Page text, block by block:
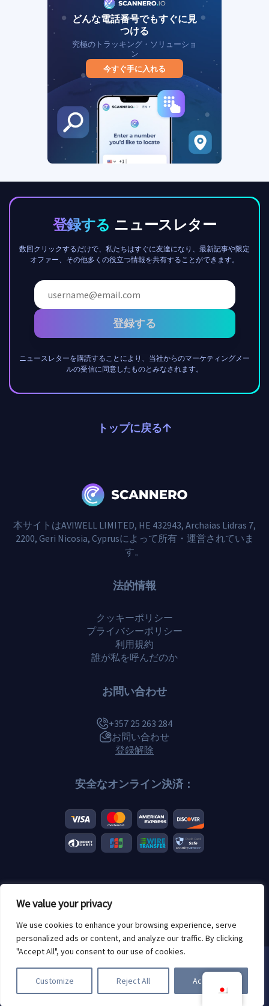
We value your privacy
We use cookies to enhance your browsing experience, serve
personalized ads or content, and analyze our traffic. By clicking
"Accept All", you consent to our use of cookies.
Customize Reject All Accept All
どんな電話番号でもすぐに見
つける
究極のトラッキング・ソリューショ
ン
今すぐ手に入れる
登録する ニュースレター
数回クリックするだけで、私たちはすぐに友達になり、最新記事や限定
オファー、その他多くの役立つ情報を共有することができます。
登録する
ニュースレターを購読することにより、当社からのマーケティングメー
ルの受信に同意したものとみなされます。
トップに戻る
本サイトはAVIWELL LIMITED, HE 432943, Archaias Lidras 7,
2200, Geri Nicosia, Cyprusによって所有・運営されていま
す。
法的情報
クッキーポリシー
プライバシーポリシー
利用規約
誰が私を呼んだのか
お問い合わせ
+357 25 263 284
お問い合わせ
登録解除
安全なオンライン決済：
© 2026 Scannero.blog.すべてのブランドはそれぞれの所有者に帰属
年齢制限あり：18+
クッキーを使用しています。
Scanneroを利用することで、お客様
は以下の内容を承諾したものとみな
されます。クッキーポリシー